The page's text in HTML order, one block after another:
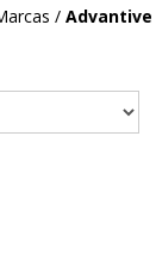
/ Advantive